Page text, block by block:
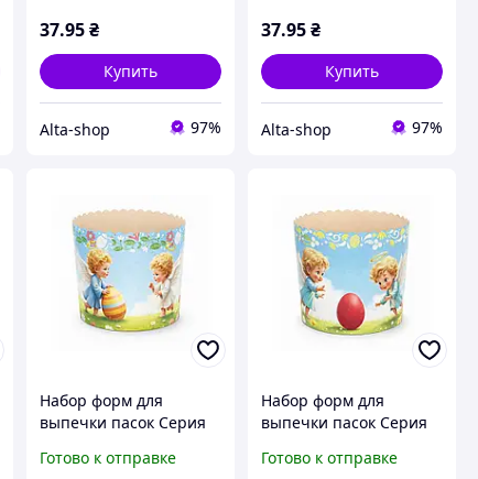
37.95 ₴
Купить
Alta-shop 97%
37.95₴
Купить
Alta-shop 97%
Набор форм для
выпечки пасок Серия
(5шт/уп) ТМ УКРАСА
Готово к отправке
Набор форм для
выпечки пасок Серия
(5шт/уп) ТМ УКРАСА
Готово к отправке